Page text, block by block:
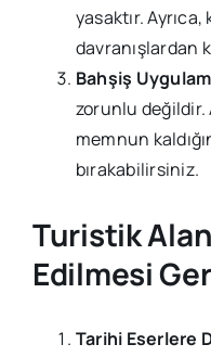
yasaktır.
davranışlardan
Bahşiş
zorunlu
memnun
bırakabilirsiniz.
Turistik
Edilmesi
Tarihi Eserlere